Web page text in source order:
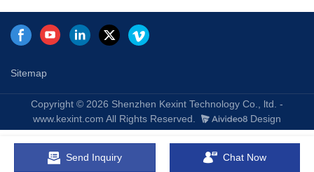
Sitemap
Copyright © 2026 Shenzhen Kexint Technology Co., ltd. -
www.kexint.com All Rights Reserved.
Design
Send Inquiry Chat Now